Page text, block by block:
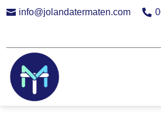
 info@jolandatermaten.com 